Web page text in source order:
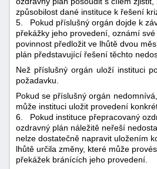
způsobilost dané instituce k řešení
5.
Pokud příslušný orgán dojde k
překážky jeho provedení, oznámí
povinnost předložit ve lhůtě dvou
plán představující řešení těchto
Než příslušný orgán uloží instituci
požadavku.
Pokud se příslušný orgán
může instituci uložit provedení
6.
Pokud instituce přepracovaný
ozdravný plán náležitě neřeší
nelze dostatečně napravit uložením
lhůtě určila změny, které může
překážek bránících jeho provedení.